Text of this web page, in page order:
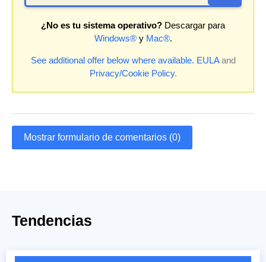
¿No es tu sistema operativo? Descargar para
Windows®y Mac®.
See additional offer below where available. EULAand
Privacy/Cookie Policy.
Mostrar formulario de comentarios (0)
Tendencias